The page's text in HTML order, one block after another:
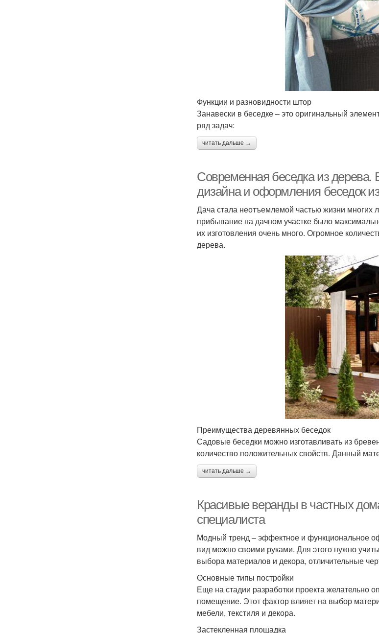
Функции и разновидности штор
Занавески в беседке – это оригинальный
ряд задач:
читать дальше →
Современная беседка из
дизайна и оформления беседок
Дача стала неотъемлемой частью жизни
прибывание на дачном участке было
их изготовления очень много. Огромное
дерева.
Преимущества деревянных беседок
Садовые беседки можно изготавливать из
количество положительных свойств. Данный
читать дальше →
Красивые веранды в частных
специалиста
Модный тренд – эффектное и функциональное
вид можно своими руками. Для этого нужно
выбора материалов и декора, отличительные
Основные типы постройки
Еще на стадии разработки проекта желательно
помещение. Этот фактор влияет на выбор
мебели, текстиля и декора.
Застекленная площадка